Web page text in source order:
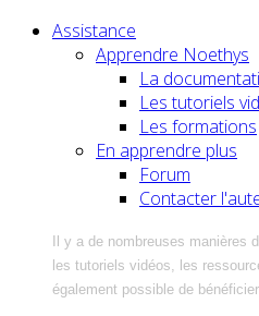
Assistance
Apprendre Noethys
La
Les tutoriels
Les formations
En apprendre plus
Forum
Contacter
Il y a de nombreuses
les tutoriels vidéos, les
également possible de